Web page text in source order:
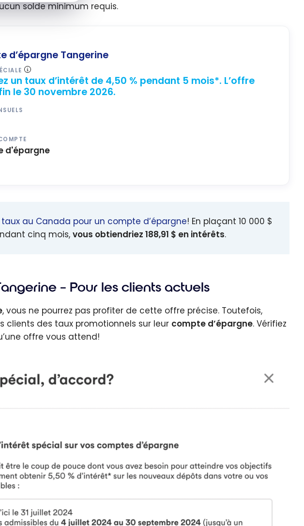
solde minimum requis.
d’épargne Tangerine
un taux d’intérêt de 4,50 % pendant 5 mois*. L’offre
le 30 novembre 2026.
d'épargne
au Canada pour un compte d’épargne! En plaçant 10 000 $
cinq mois, vous obtiendriez 188,91 $ en intérêts.
– Pour les clients actuels
, vous ne pourrez pas profiter de cette offre précise. Toutefois,
clients des taux promotionnels sur leur compte d’épargne. Vérifiez
offre vous attend!